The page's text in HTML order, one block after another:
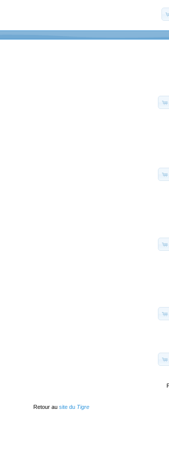
Retour au site du Tigre